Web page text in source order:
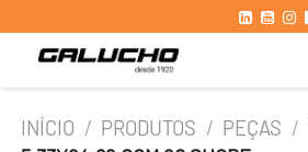
INÍCIO / PRODUTOS / PEÇAS /